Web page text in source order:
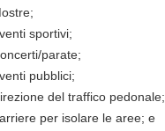
sportivi;
parate;
pubblici;
del traffico pedonale;
per isolare le aree; e